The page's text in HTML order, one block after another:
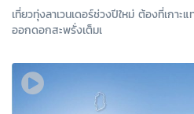
เที่ยวทุ่งลาเวนเดอร์ช่วงปีใหม่ ต้องที่เกาะ
ออกดอกสะพรั่งเต็มเ